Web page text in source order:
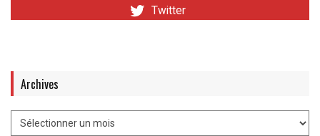
Twitter
Archives